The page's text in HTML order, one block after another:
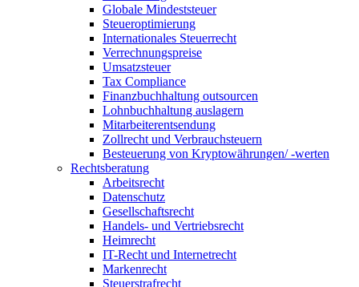
Globale Mindeststeuer
Steueroptimierung
Internationales Steuerrecht
Verrechnungspreise
Umsatzsteuer
Tax Compliance
Finanzbuchhaltung outsourcen
Lohnbuchhaltung auslagern
Mitarbeiterentsendung
Zollrecht und Verbrauchsteuern
Besteuerung von Kryptowährungen/ -werten
Rechtsberatung
Arbeitsrecht
Datenschutz
Gesellschaftsrecht
Handels- und Vertriebsrecht
Heimrecht
IT-Recht und Internetrecht
Markenrecht
Steuerstrafrecht